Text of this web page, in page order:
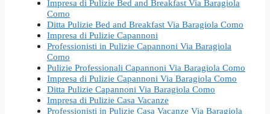
Impresa di Pulizie Bed and Breakfast Via Baragiola
Como
Ditta Pulizie Bed and Breakfast Via Baragiola Como
Impresa di Pulizie Capannoni
Professionisti in Pulizie Capannoni Via Baragiola
Como
Pulizie Professionali Capannoni Via Baragiola Como
Impresa di Pulizie Capannoni Via Baragiola Como
Ditta Pulizie Capannoni Via Baragiola Como
Impresa di Pulizie Casa Vacanze
Professionisti in Pulizie Casa Vacanze Via Baragiola